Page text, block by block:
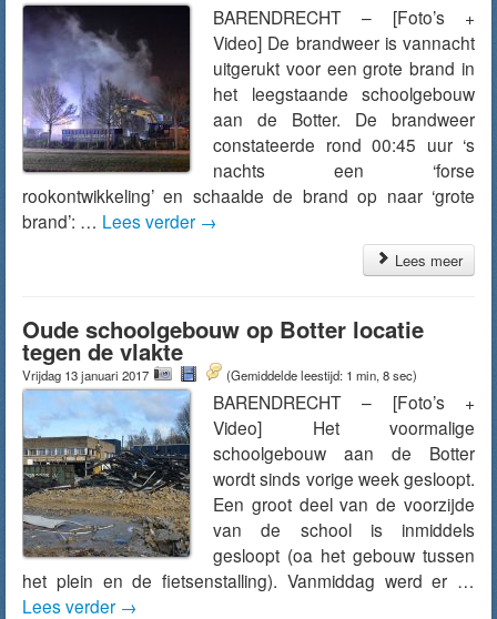
BARENDRECHT – [Foto’s +
Video] De brandweer is vannacht
uitgerukt voor een grote brand in
het leegstaande schoolgebouw
aan de Botter. De brandweer
constateerde rond 00:45 uur ‘s
nachts een ‘forse
rookontwikkeling’ en schaalde de brand op naar ‘grote
brand’: … Lees verder →
Lees meer
Oude schoolgebouw op Botter locatie
tegen de vlakte
Vrijdag 13 januari 2017 (Gemiddelde leestijd: 1 min, 8 sec)
BARENDRECHT – [Foto’s +
Video] Het voormalige
schoolgebouw aan de Botter
wordt sinds vorige week gesloopt.
Een groot deel van de voorzijde
van de school is inmiddels
gesloopt (oa het gebouw tussen
het plein en de fietsenstalling). Vanmiddag werd er …
Lees verder →